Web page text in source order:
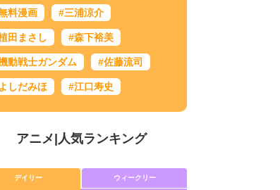
料漫画 #三浦涼介
田まさし #森下裕美
動戦士ガンダム #佐藤流司
しだみほ #江口寿史
アニメ| 人気ランキング
デイリー ウィークリー